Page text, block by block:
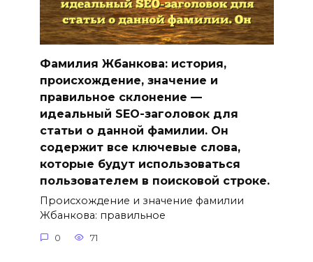
Фамилия Жбанкова: история,
происхождение, значение и
правильное склонение —
идеальный SEO-заголовок для
статьи о данной фамилии. Он
содержит все ключевые слова,
которые будут использоваться
пользователем в поисковой строке.
Происхождение и значение фамилии
Жбанкова: правильное
0 71